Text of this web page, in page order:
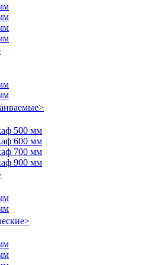
>
500 мм
600 мм
700 мм
900 мм
>